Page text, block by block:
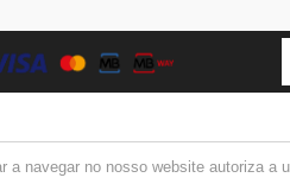
a navegar no nosso website autoriza a